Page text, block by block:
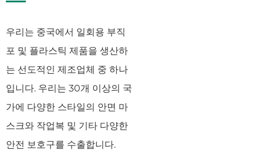
우리는 중국에서 일회용 부직
포 및 플라스틱 제품을 생산하
는 선도적인 제조업체 중 하나
입니다. 우리는 30개 이상의 국
가에 다양한 스타일의 안면 마
스크와 작업복 및 기타 다양한
안전 보호구를 수출합니다.